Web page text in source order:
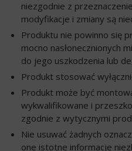
niezgodnie z
modyfikacje i zmiany są
Produktu nie powinno się
mocno nasłonecznionych
do jego uszkodzenia lub
Produkt stosować
Produkt może być
wykwalifikowane i
zgodnie z wytycznymi
Nie usuwać żadnych
one istotne informacje